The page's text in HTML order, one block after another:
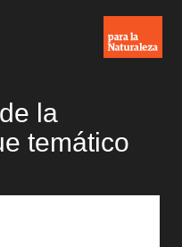
la
temático